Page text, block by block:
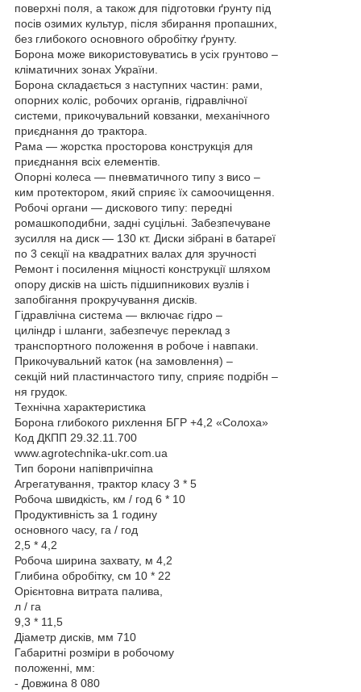
поверхні поля, а також для підготовки ґрунту під
посів озимих культур, після збирання пропашних,
без глибокого основного обробітку ґрунту.
Борона може використовуватись в усіх грунтово –
кліматичних зонах України.
Борона складається з наступних частин: рами,
опорних коліс, робочих органів, гідравлічної
системи, прикочувальний ковзанки, механічного
приєднання до трактора.
Рама — жорстка просторова конструкція для
приєднання всіх елементів.
Опорні колеса — пневматичного типу з висо –
ким протектором, який сприяє їх самоочищення.
Робочі органи — дискового типу: передні
ромашкоподибни, задні суцільні. Забезпечуване
зусилля на диск — 130 кт. Диски зібрані в батареї
по 3 секції на квадратних валах для зручності
Ремонт і посилення міцності конструкції шляхом
опору дисків на шість підшипникових вузлів і
запобігання прокручування дисків.
Гідравлічна система — включає гідро –
циліндр і шланги, забезпечує переклад з
транспортного положення в робоче і навпаки.
Прикочувальний каток (на замовлення) –
секцій ний пластинчастого типу, сприяє подрібн –
ня грудок.
Технічна характеристика
Борона глибокого рихлення БГР +4,2 «Солоха»
Код ДКПП 29.32.11.700
www.agrotechnika-ukr.com.ua
Тип борони напівпричіпна
Агрегатування, трактор класу 3 * 5
Робоча швидкість, км / год 6 * 10
Продуктивність за 1 годину
основного часу, га / год
2,5 * 4,2
Робоча ширина захвату, м 4,2
Глибина обробітку, см 10 * 22
Орієнтовна витрата палива,
л / га
9,3 * 11,5
Діаметр дисків, мм 710
Габаритні розміри в робочому
положенні, мм:
- Довжина 8 080